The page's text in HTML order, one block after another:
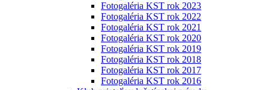
Fotogaléria KST rok 2023
Fotogaléria KST rok 2022
Fotogaléria KST rok 2021
Fotogaléria KST rok 2020
Fotogaléria KST rok 2019
Fotogaléria KST rok 2018
Fotogaléria KST rok 2017
Fotogaléria KST rok 2016